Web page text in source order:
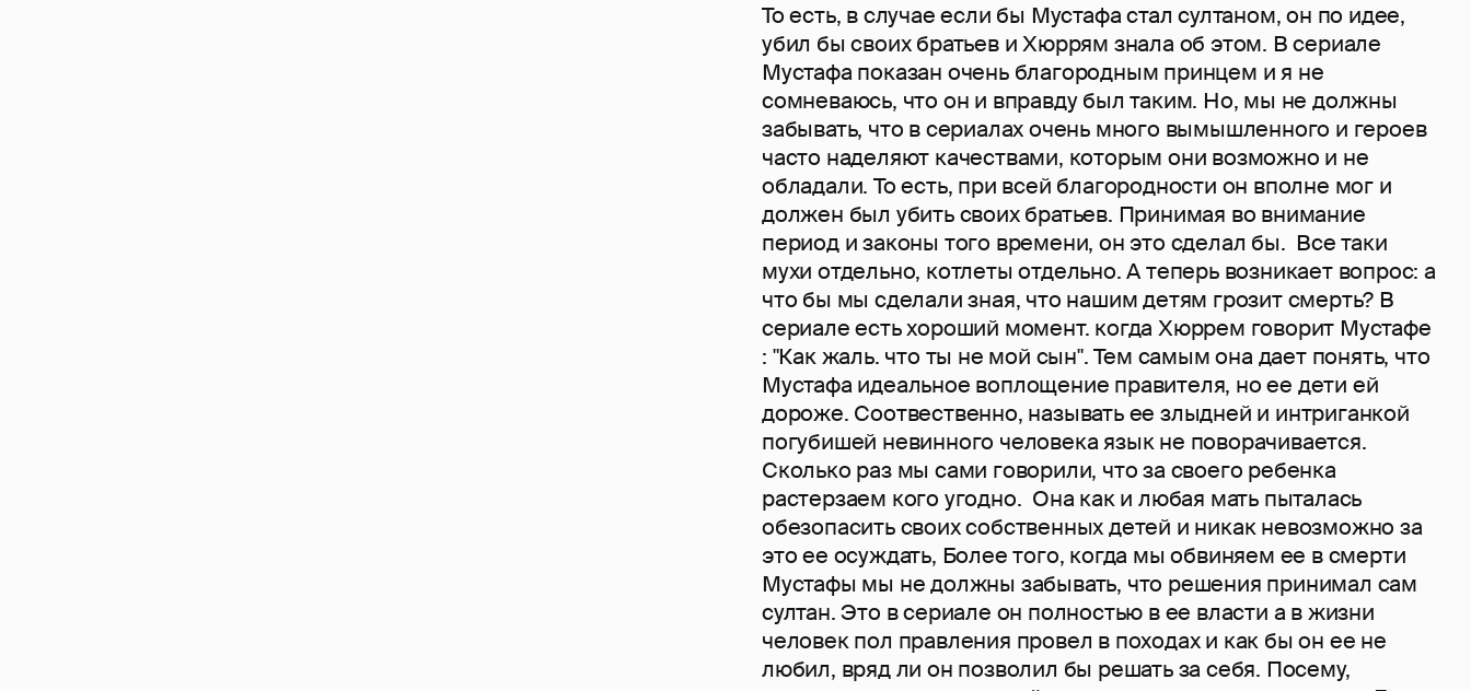
То есть, в случае если бы Мустафа стал султаном, он по идее,
убил бы своих братьев и Хюррям знала об этом. В сериале
Мустафа показан очень благородным принцем и я не
сомневаюсь, что он и вправду был таким. Но, мы не должны
забывать, что в сериалах очень много вымышленного и героев
часто наделяют качествами, которым они возможно и не
обладали. То есть, при всей благородности он вполне мог и
должен был убить своих братьев. Принимая во внимание
период и законы того времени, он это сделал бы. Все таки
мухи отдельно, котлеты отдельно. А теперь возникает вопрос: а
что бы мы сделали зная, что нашим детям грозит смерть? В
сериале есть хороший момент. когда Хюррем говорит Мустафе
: "Как жаль. что ты не мой сын". Тем самым она дает понять, что
Мустафа идеальное воплощение правителя, но ее дети ей
дороже. Соотвественно, называть ее злыдней и интриганкой
погубишей невинного человека язык не поворачивается.
Сколько раз мы сами говорили, что за своего ребенка
растерзаем кого угодно. Она как и любая мать пыталась
обезопасить своих собственных детей и никак невозможно за
это ее осуждать, Более того, когда мы обвиняем ее в смерти
Мустафы мы не должны забывать, что решения принимал сам
султан. Это в сериале он полностью в ее власти а в жизни
человек пол правления провел в походах и как бы он ее не
любил, вряд ли он позволил бы решать за себя. Посему,